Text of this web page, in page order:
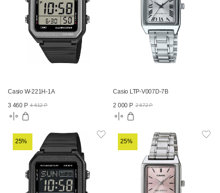
Casio W-221H-1A
3 460 Р 4 612 Р
Casio LTP-V007D-7B
2 000 Р 2 672 Р
25% 25%